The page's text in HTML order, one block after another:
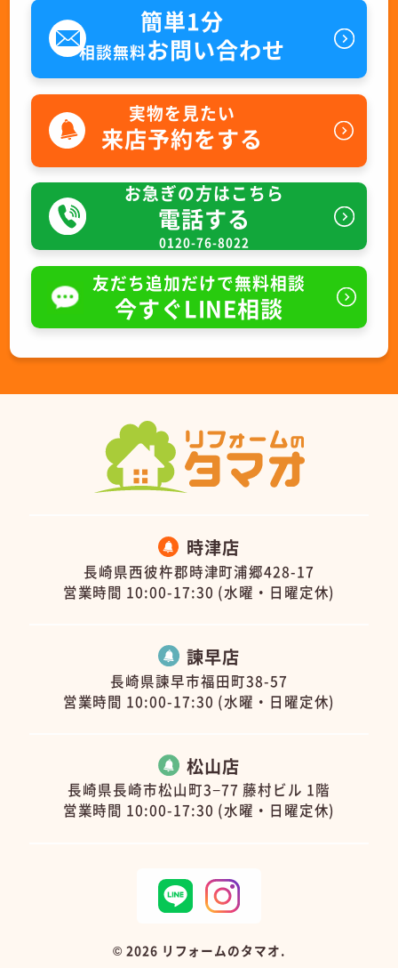
簡単1分
相談無料お問い合わせ
実物を見たい
来店予約をする
お急ぎの方はこちら
電話する
0120-76-8022
友だち追加だけで無料相談
今すぐLINE相談
時津店
長崎県西彼杵郡時津町浦郷428-17
営業時間 10:00-17:30 (水曜・日曜定休)
諫早店
長崎県諫早市福田町38-57
営業時間 10:00-17:30 (水曜・日曜定休)
松山店
長崎県長崎市松山町3−77 藤村ビル 1階
営業時間 10:00-17:30 (水曜・日曜定休)
© 2026 リフォームのタマオ.